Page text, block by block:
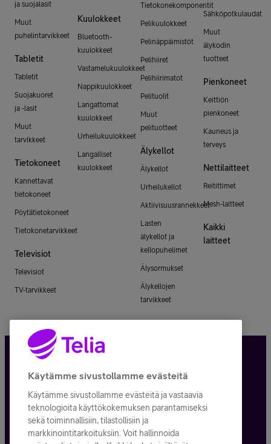
ja suojalasit
Muut
puhelintarvikkeet
Tabletit
Tabletit
Suojakuoret
ja -lasit
Muut
tarvikkeet
Tietokoneet
Kannettavat
tietokoneet
Pöytätietokoneet
Tietokonetarvikkeet
Televisiot
Televisiot
TV-tarvikkeet
Kuulokkeet
Bluetooth-
kuulokkeet
Vastamelukuulokkeet
Nappikuulokkeet
Langattomat
kuulokkeet
Urheilukuulokkeet
Langalliset
kuulokkeet
Tietokonekomponentit
Pelikuulokkeet
Pelinäppäimistöt
Pelihiiret
Pelihiirimatot
Pelituolit
Muut
pelituotteet
Älykellot
Älykellot
Urheilukellot
Aktiivisuusrannekkeet
Lasten
älykellot ja
kellopuhelimet
Älysormukset
Älykellojen
tarvikkeet
Sähköpotkulaudat
Muut
älykodin
tuotteet
Pienkoneet
Keittiön
pienkoneet
Kauneus ja
terveys
Nettilaitteet
Reitittimet
Mesh-laitteet
Kaikki
laitteet
Tietosuoja ja -turva
Tilauksen peruuttaminen
Käyttöehdot
Käytämme sivustollamme evästeitä
Käytämme sivustollamme evästeitä ja vastaavia
teknologioita käyttökokemuksen parantamiseksi
sekä toiminnallisiin, tilastollisiin ja
markkinointitarkoituksiin. Voit hallinnoida